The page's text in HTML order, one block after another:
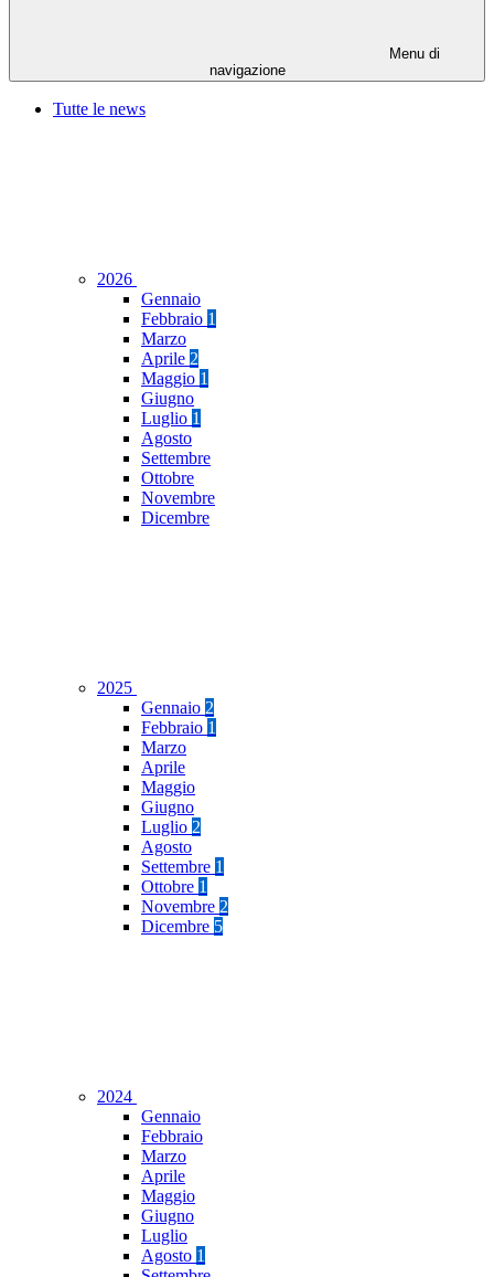
Menu di
navigazione
Tutte le news
2026
Gennaio
Febbraio 1
Marzo
Aprile 2
Maggio 1
Giugno
Luglio 1
Agosto
Settembre
Ottobre
Novembre
Dicembre
2025
Gennaio 2
Febbraio 1
Marzo
Aprile
Maggio
Giugno
Luglio 2
Agosto
Settembre 1
Ottobre 1
Novembre 2
Dicembre 5
2024
Gennaio
Febbraio
Marzo
Aprile
Maggio
Giugno
Luglio
Agosto 1